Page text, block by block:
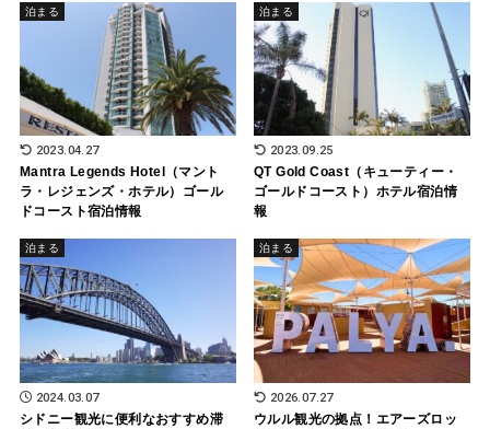
泊まる
2023.04.27
Mantra Legends Hotel（マント
ラ・レジェンズ・ホテル）ゴール
ドコースト宿泊情報
泊まる
2023.09.25
QT Gold Coast（キューティー・
ゴールドコースト）ホテル宿泊情
報
泊まる
2024.03.07
シドニー観光に便利なおすすめ滞
泊まる
2026.07.27
ウルル観光の拠点！エアーズロッ